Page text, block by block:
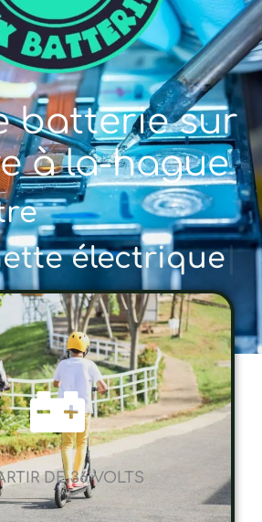
batterie sur
à la-hague
🚲 vé
DE 36 VOLTS